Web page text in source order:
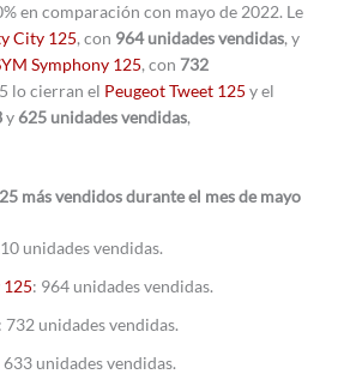
en comparación con mayo de 2022. Le
City 125, con 964 unidades vendidas, y
Symphony 125, con 732
lo cierran el Peugeot Tweet 125 y el
y625 unidades vendidas,
más vendidos durante el mes de mayo
unidades vendidas.
: 964 unidades vendidas.
: 732 unidades vendidas.
633 unidades vendidas.